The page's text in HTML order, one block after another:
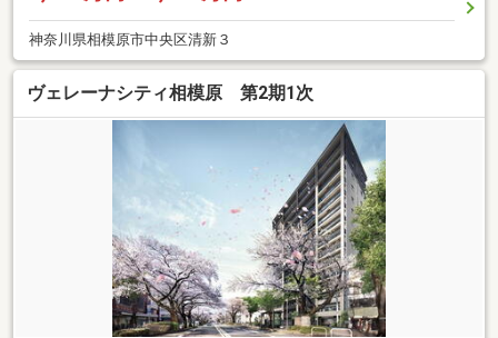
神奈川県相模原市中央区清新３
ヴェレーナシティ相模原 第2期1次